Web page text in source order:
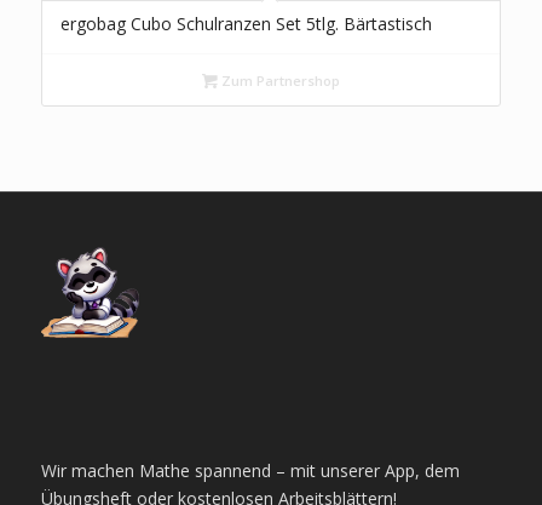
ergobag Cubo Schulranzen Set 5tlg. Bärtastisch
Zum Partnershop
Wir machen Mathe spannend – mit unserer App, dem
Übungsheft oder kostenlosen Arbeitsblättern!